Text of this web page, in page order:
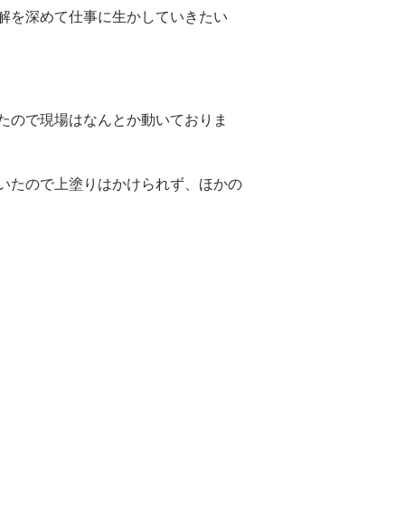
を深めて仕事に生かしていきたい
で現場はなんとか動いておりま
たので上塗りはかけられず、ほかの